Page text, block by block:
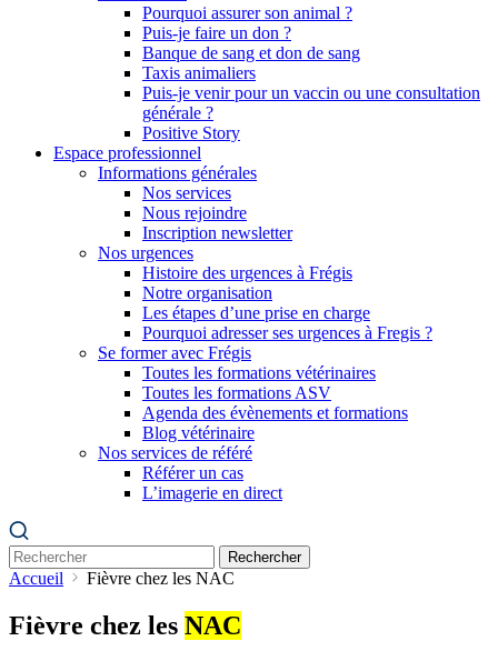
Pourquoi assurer son animal ?
Puis-je faire un don ?
Banque de sang et don de sang
Taxis animaliers
Puis-je venir pour un vaccin ou une consultation
générale ?
Positive Story
Espace professionnel
Informations générales
Nos services
Nous rejoindre
Inscription newsletter
Nos urgences
Histoire des urgences à Frégis
Notre organisation
Les étapes d’une prise en charge
Pourquoi adresser ses urgences à Fregis ?
Se former avec Frégis
Toutes les formations vétérinaires
Toutes les formations ASV
Agenda des évènements et formations
Blog vétérinaire
Nos services de référé
Référer un cas
L’imagerie en direct
Rechercher
Accueil Fièvre chez les NAC
Fièvre chez les NAC